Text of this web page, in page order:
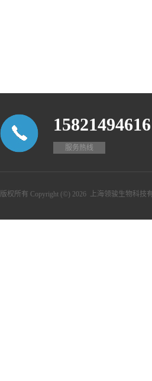
15821494616
服务热线
版权所有 Copyright (©) 2026 上海领骏生物科技